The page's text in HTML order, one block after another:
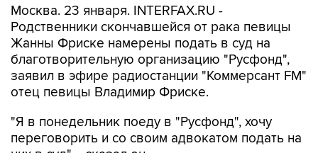
Москва. 23 января. INTERFAX.RU -
Родственники скончавшейся от рака певицы
Жанны Фриске намерены подать в суд на
благотворительную организацию "Русфонд",
заявил в эфире радиостанции "Коммерсант FM"
отец певицы Владимир Фриске.
"Я в понедельник поеду в "Русфонд", хочу
переговорить и со своим адвокатом подать на